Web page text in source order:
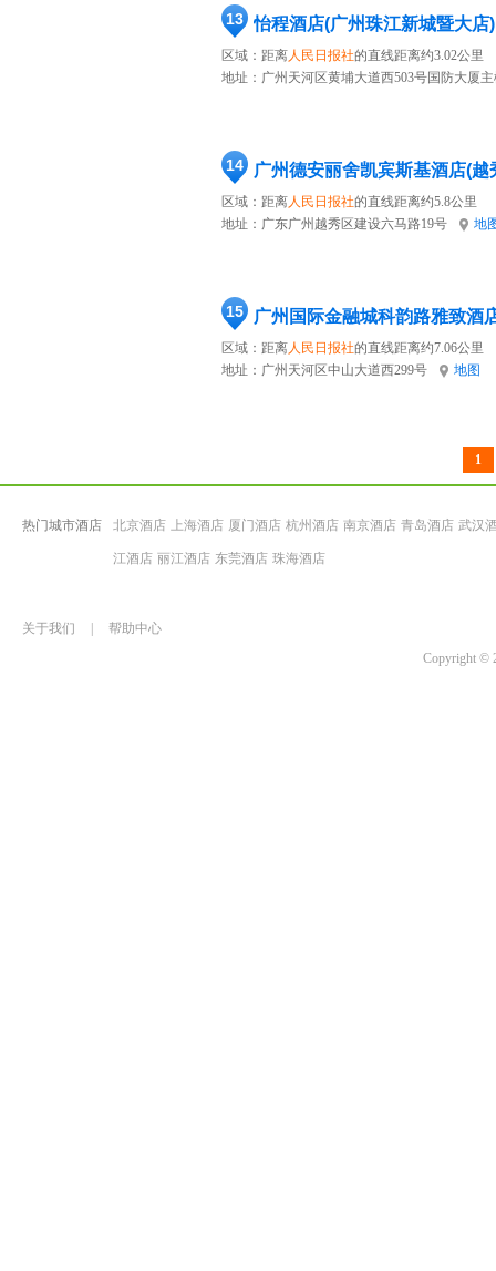
13 怡程酒店(广州珠江新城暨大店)
区域：距离人民日报社的直线距离约3.02公里
地址： 广州天河区黄埔大道西503号国防大厦
14 广州德安丽舍凯宾斯基酒店(越
区域：距离人民日报社的直线距离约5.8公里
地址： 广东广州越秀区建设六马路19号 地
15 广州国际金融城科韵路雅致酒
区域：距离人民日报社的直线距离约7.06公里
地址： 广州天河区中山大道西299号 地图
1
热门城市酒店 北京酒店 上海酒店 厦门酒店 杭州酒店 南京酒店 青岛酒店 武汉
江酒店 丽江酒店 东莞酒店 珠海酒店
关于我们
帮助中心
Copyright ©